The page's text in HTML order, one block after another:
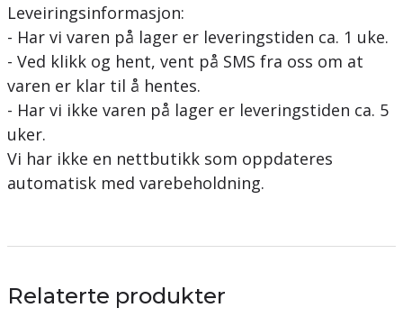
Leveiringsinformasjon:
- Har vi varen på lager er leveringstiden ca. 1 uke.
- Ved klikk og hent, vent på SMS fra oss om at
varen er klar til å hentes.
- Har vi ikke varen på lager er leveringstiden ca. 5
uker.
Vi har ikke en nettbutikk som oppdateres
automatisk med varebeholdning.
Relaterte produkter